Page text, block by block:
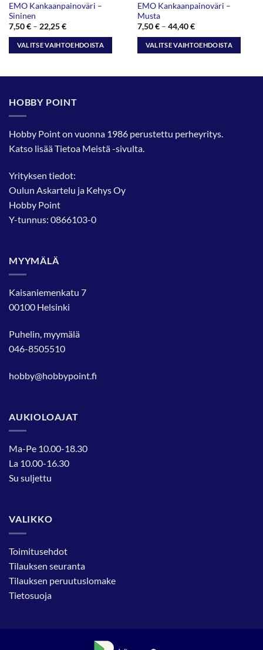
EMO Kankaanpainoväri –
Sininen
7,50€ – 22,25€Hintaluokka:
-
22,25 €
VALITSE VAIHTOEHDOISTA
muunnelma.
tehdä
valinnat
EMO Kankaanpainoväri –
Musta
7,50€ – 44,40€Hintaluokka:
-
44,40 €
VALITSE VAIHTOEHDOISTA
tehdä
HOBBY POINT
Hobby Point on vuonna 1986 perustettu perheyritys.
Katso lisääTietoa Meistä-sivulta.
Yrityksen tiedot:
Oulun Askartelu ja Kehys Oy
Hobby Point
Y-tunnus: 0866103-0
MYYMÄLÄ
Kaisaniemenkatu 7
00100 Helsinki
Puhelin, myymälä
046-8505510
hobby@hobbypoint.fi
AUKIOLOAJAT
Ma-Pe 10.00-18.30
La 10.00-16.30
Su suljettu
VALIKKO
Toimitusehdot
Tilauksen seuranta
Tilauksen peruutuslomake
Tietosuoja